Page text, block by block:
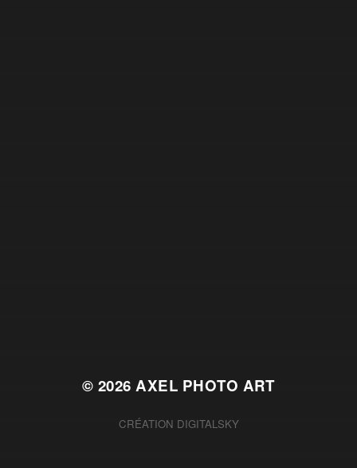
© 2026AXEL PHOTO ART
CRÉATION DIGITALSKY